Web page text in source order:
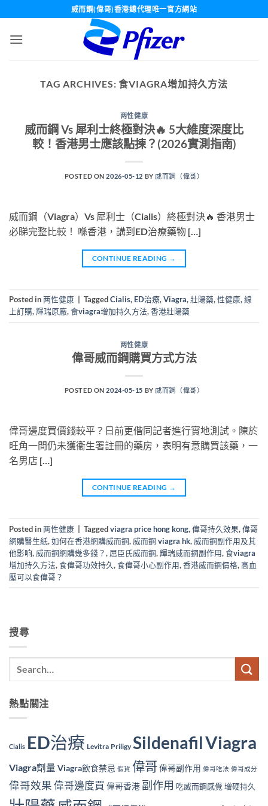
content
威而鋼(偉哥)香港總代理唯一官方網站
TAG ARCHIVES:食VIAGRA增加持久方法
两性健康
威而鋼 Vs 犀利士終極對決🔥 5大維度深度比
較！香港男士應該點揀？(2026實測指南)
POSTED ON2026-05-12 BY 威而鋼（偉哥）
威而鋼（Viagra）Vs 犀利士（Cialis）終極對決🔥 香港男士
必睇完整比較！ 喺香港，講到ED治療藥物 […]
CONTINUE READING →
Posted in两性健康 TaggedCialis, ED治療,Viagra,壯陽藥,性健康,線
上訂購,輝瑞原廠,食viagra增加持久方法,香港壯陽藥
两性健康
偉哥威而鋼購買方式方法
POSTED ON2024-05-15 BY 威而鋼（偉哥）
偉哥邊度買價錢較平？日前更偕同記者進行實地測試。陳於
旺角一間仍未獲衞生署註冊的藥房，表明有意購買該藥，一
名男店 […]
CONTINUE READING →
Posted in两性健康 Taggedviagra price hong kong,偉哥持久效果,偉哥
網購醫生紙,如何在香港網購威而鋼, 威而鋼 viagra hk, 威而鋼副作用及其
他影响, 威而鋼網購幾多錢？, 屈臣氏威而鋼,輝瑞威而鋼副作用,食viagra
增加持久方法,食偉哥功效持久,食偉哥小心副作用,香港威而鋼價格,高血
壓可以食偉哥？
搜尋
熱點關注
Cialis ED治療 Levitra Priligy SildenafilViagra
Viagra劑量 Viagra飲食禁忌 假貨 偉哥偉哥副作用 偉哥吃法 偉哥成分
偉哥效果偉哥邊度買 偉哥香港 副作用 吃威而鋼感覺 增硬持久